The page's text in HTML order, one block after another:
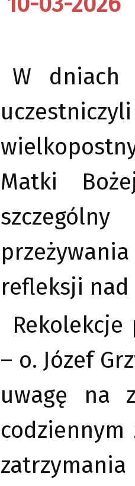
W dniach
Matki
refleksji nad
– o. Józef
uwagę na
codziennym